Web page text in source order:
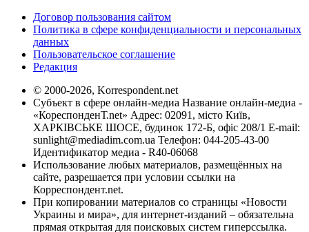
Договор пользования сайтом
Политика в сфере конфиденциальности и персональных
данных
Пользовательское соглашение
Редакция
© 2000-2026, Korrespondent.net
Субъект в сфере онлайн-медиа Название онлайн-медиа -
«КореспонденТ.net» Адрес: 02091, місто Київ,
ХАРКІВСЬКЕ ШОСЕ, будинок 172-Б, офіс 208/1 E-mail:
sunlight@mediadim.com.ua Телефон: 044-205-43-00
Идентификатор медиа - R40-06068
Использование любых материалов, размещённых на
сайте, разрешается при условии ссылки на
Корреспондент.net.
При копировании материалов со страницы «Новости
Украины и мира», для интернет-изданий – обязательна
прямая открытая для поисковых систем гиперссылка.